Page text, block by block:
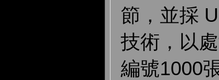
節，並採
技術，以
編號1000